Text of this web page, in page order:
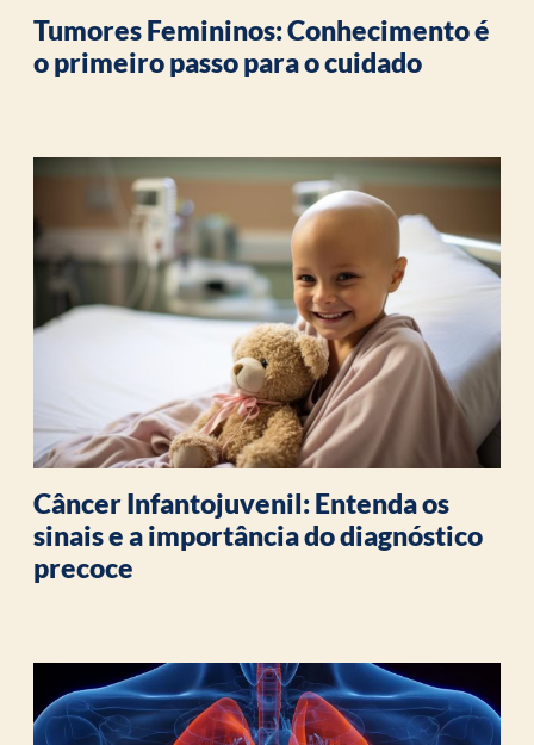
Tumores Femininos: Conhecimento é
o primeiro passo para o cuidado
Câncer Infantojuvenil: Entenda os
sinais e a importância do diagnóstico
precoce